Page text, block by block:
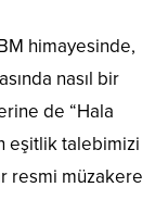
himayesinde,
nasıl bir
de “Hala
eşitlik talebimizi
resmi müzakere